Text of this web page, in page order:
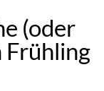
(oder
Frühling